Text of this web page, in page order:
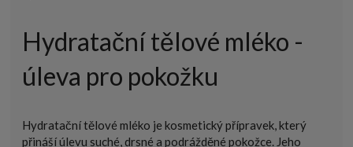
Hydratační tělové mléko -
úleva pro pokožku
Hydratační tělové mléko je kosmetický přípravek, který
přináší úlevu suché, drsné a podrážděné pokožce. Jeho